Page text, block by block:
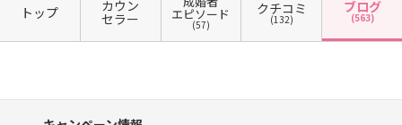
トップ カウン
セラー エピソード
(57)
クチコミ
(132)
ブログ
(563)